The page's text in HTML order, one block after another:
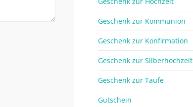
Geschenk zur Kommunion
Geschenk zur Konfirmation
Geschenk zur Silberhochzeit
Geschenk zur Taufe
Gutschein